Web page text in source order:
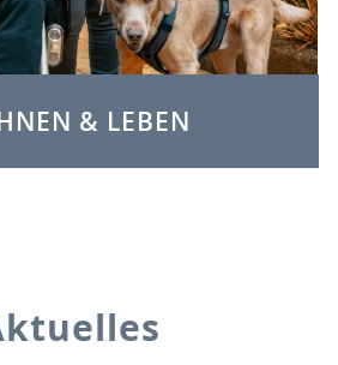
& LEBEN